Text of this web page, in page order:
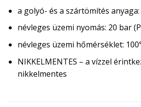
a golyó- és a szártömítés anyaga:
névleges üzemi nyomás: 20 bar
névleges üzemi hőmérséklet:
NIKKELMENTES – a vízzel
nikkelmentes